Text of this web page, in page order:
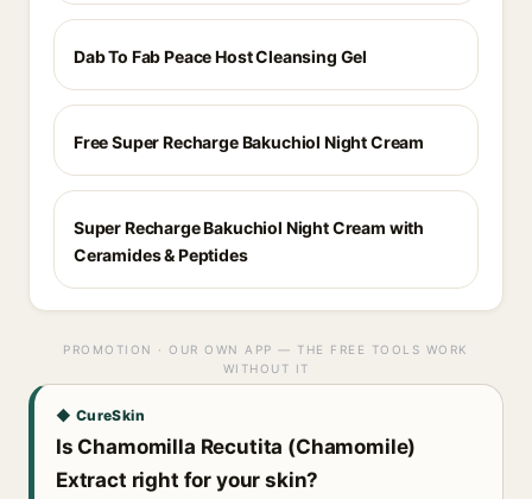
Dab To Fab Peace Host Cleansing Gel
Free Super Recharge Bakuchiol Night Cream
Super Recharge Bakuchiol Night Cream with
Ceramides & Peptides
PROMOTION · OUR OWN APP — THE FREE TOOLS WORK
WITHOUT IT
◆ CureSkin
Is Chamomilla Recutita (Chamomile)
Extract right for your skin?